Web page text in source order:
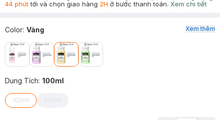
44 phúttới và chọn giao hàng 2H ở bước thanh toán. Xem chi tiết
Color: Vàng
Dung Tích: 100ml
100ml 175ml
Xem thêm